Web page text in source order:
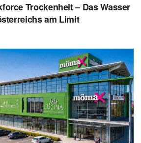
Trockenheit – Das Wasser
am Limit